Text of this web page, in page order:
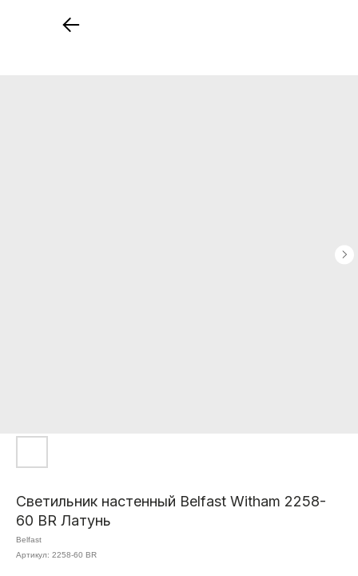
Светильник настенный Belfast Witham 2258-
60 BR Латунь
Belfast
Артикул: 2258-60 BR